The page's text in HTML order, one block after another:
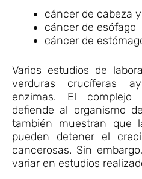
cáncer de cabeza
cáncer de esófago
cáncer de
Varios estudios de
verduras crucíferas
enzimas. El
defiende al organismo
también muestran que
pueden detener el
cancerosas. Sin
variar en estudios